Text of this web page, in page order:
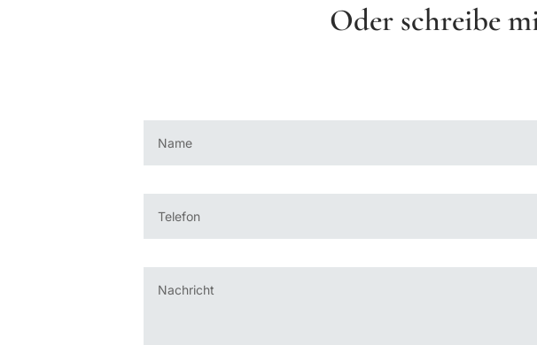
Oder schreibe